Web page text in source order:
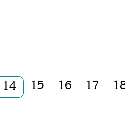
14 15 16 17